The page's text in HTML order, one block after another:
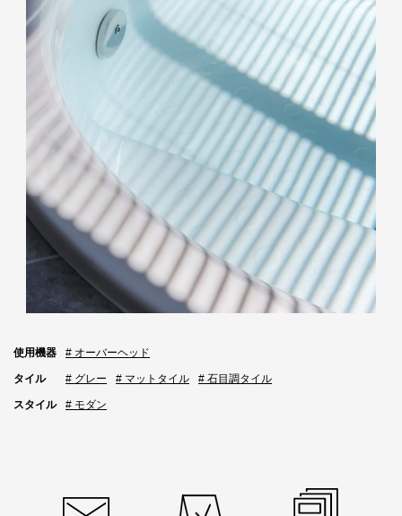
使用機器 # オーバーヘッド
タイル # グレー # マットタイル # 石目調タイル
スタイル # モダン